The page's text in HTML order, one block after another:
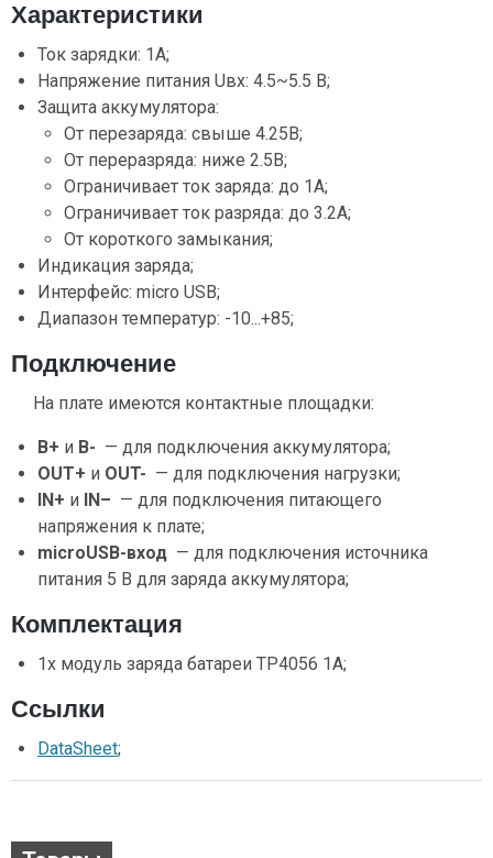
Характеристики
Ток зарядки: 1A;
Напряжение питания Uвх: 4.5~5.5 В;
Защита аккумулятора:
От перезаряда: cвыше 4.25В;
От переразряда: ниже 2.5В;
Ограничивает ток заряда: до 1А;
Ограничивает ток разряда: до 3.2А;
От короткого замыкания;
Индикация заряда;
Интерфейс: micro USB;
Диапазон температур: -10...+85;
Подключение
На плате имеются контактные площадки:
B+ и B- — для подключения аккумулятора;
OUT+ и OUT- — для подключения нагрузки;
IN+ и IN – — для подключения питающего
напряжения к плате;
microUSB-вход — для подключения источника
питания 5 В для заряда аккумулятора;
Комплектация
1х модуль заряда батареи TP4056 1A;
Ссылки
DataSheet;